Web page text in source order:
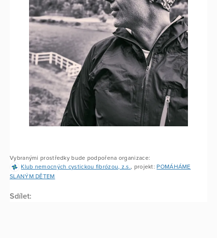
Vybranými prostředky bude podpořena organizace:
Klub nemocných cystickou fibrózou, z.s., projekt: POMÁHÁME
SLANÝM DĚTEM
Sdílet: